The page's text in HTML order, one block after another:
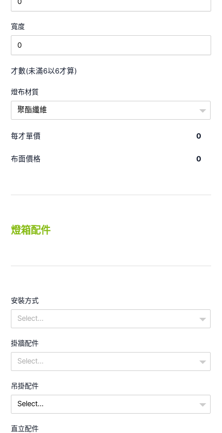
寬度
才數(未滿6以6才算)
燈布材質
聚酯纖維
每才單價 0
布面價格 0
燈箱配件
安裝方式
Select...
掛牆配件
Select...
吊掛配件
Select...
直立配件